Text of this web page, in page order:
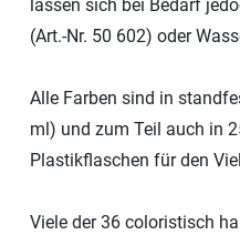
lassen sich bei Bedarf
(Art.-Nr. 50 602) oder
Alle Farben sind in
ml) und zum Teil auch in
Plastikflaschen für den
Viele der 36 coloristisch